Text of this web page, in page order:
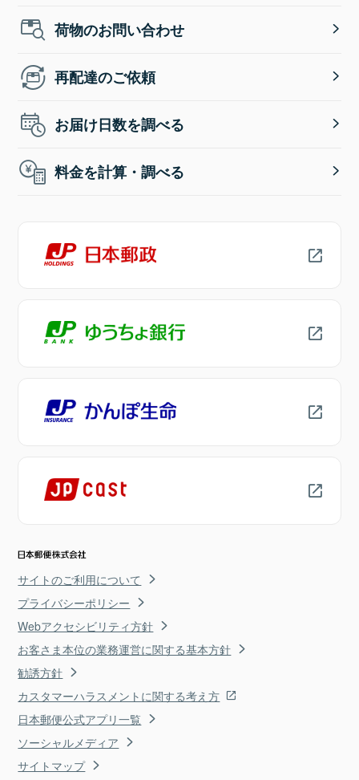
荷物のお問い合わせ
再配達のご依頼
お届け日数を調べる
料金を計算・調べる
サイトのご利用について
プライバシーポリシー
Webアクセシビリティ方針
お客さま本位の業務運営に関する基本方針
勧誘方針
カスタマーハラスメントに関する考え方
日本郵便公式アプリ一覧
ソーシャルメディア
サイトマップ